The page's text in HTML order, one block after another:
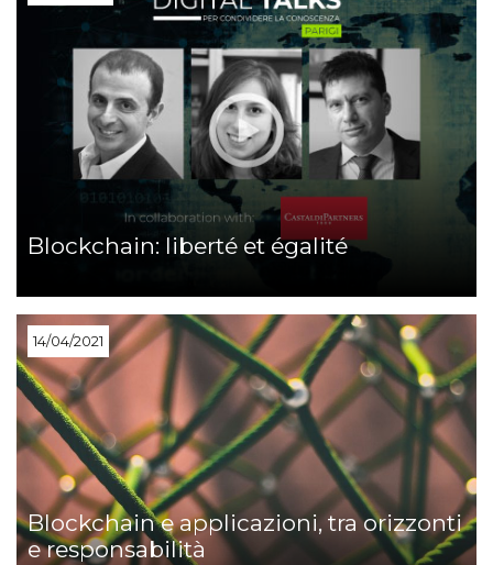
Blockchain: liberté et égalité
Blockchain e applicazioni, tra orizzonti
e responsabilità
14/04/2021